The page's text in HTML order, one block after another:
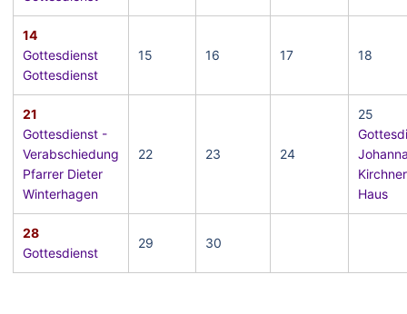
14
Gottesdienst
Gottesdienst
15 16 17 18
21
Gottesdienst -
Verabschiedung
Pfarrer Dieter
Winterhagen
22 23 24
25
Haus
28
Gottesdienst
29 30